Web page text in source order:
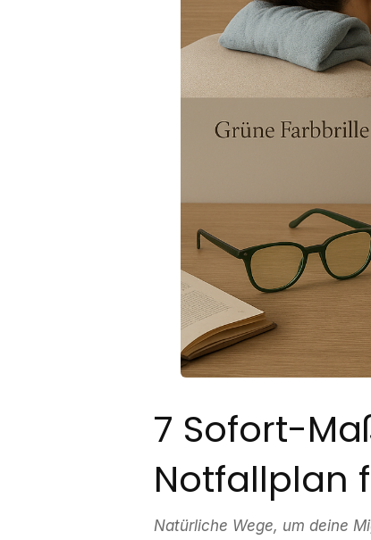
7 Sofort-
Notfallplan
Natürliche Wege, um deine